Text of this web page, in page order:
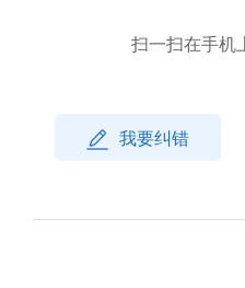
扫一扫在手机
我要纠错